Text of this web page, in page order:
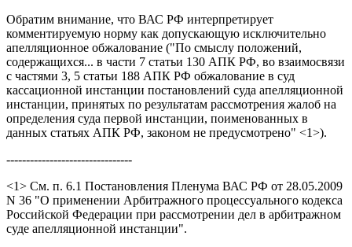
Обратим внимание, что ВАС РФ интерпретирует
комментируемую норму как допускающую исключительно
апелляционное обжалование ("По смыслу положений,
содержащихся... в части 7 статьи 130 АПК РФ, во взаимосвязи
с частями 3, 5 статьи 188 АПК РФ обжалование в суд
кассационной инстанции постановлений суда апелляционной
инстанции, принятых по результатам рассмотрения жалоб на
определения суда первой инстанции, поименованных в
данных статьях АПК РФ, законом не предусмотрено" <1>).
--------------------------------
<1> См. п. 6.1 Постановления Пленума ВАС РФ от 28.05.2009
N 36 "О применении Арбитражного процессуального кодекса
Российской Федерации при рассмотрении дел в арбитражном
суде апелляционной инстанции".